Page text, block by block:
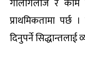
प्राथमिकतामा
दिनुपर्ने सिद्धान्तलाई